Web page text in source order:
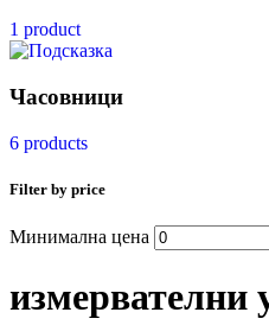
1 product
Часовници
6 products
Filter by price
Минимална цена
измервателни